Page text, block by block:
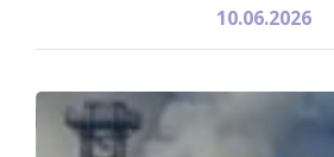
10.06.2026